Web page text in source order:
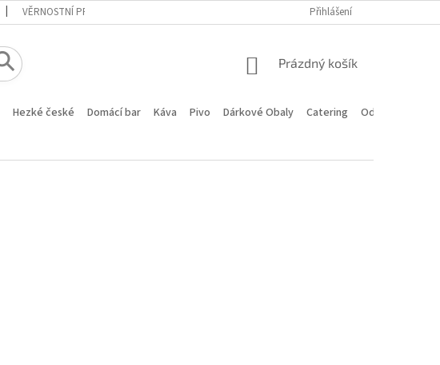
VĚRNOSTNÍ PROGRAM HODNOCENÍ OBCHODU
Přihlášení
NÁKUPNÍ
Prázdný košík
Hezké české Domácí bar Káva Pivo Dárkové Obaly Catering
Odstoupení od